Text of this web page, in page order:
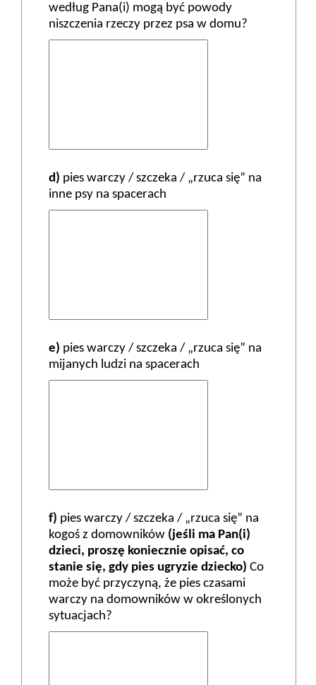
według Pana(i) mogą być powody
niszczenia rzeczy przez psa w domu?
d) pies warczy / szczeka / „rzuca się” na
inne psy na spacerach
e) pies warczy / szczeka / „rzuca się” na
mijanych ludzi na spacerach
f) pies warczy / szczeka / „rzuca się” na
kogoś z domowników (jeśli ma Pan(i)
dzieci, proszę koniecznie opisać, co
stanie się, gdy pies ugryzie dziecko) Co
może być przyczyną, że pies czasami
warczy na domowników w określonych
sytuacjach?